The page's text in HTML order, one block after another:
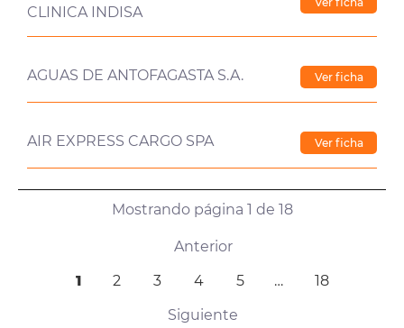
CLINICA INDISA
AGUAS DE ANTOFAGASTA S.A. Ver ficha
AIR EXPRESS CARGO SPA Ver ficha
Mostrando página 1 de 18
Anterior
1
2 3 4 5 …
18
Siguiente